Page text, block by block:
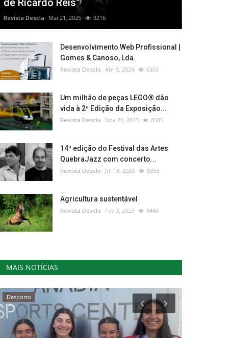
de Ricardo Reis”
Revista Descla Mai 21, 2025 3216
Desenvolvimento Web Profissional |
Gomes & Canoso, Lda.
Revista Descla Abr 9, 2024 6305
Um milhão de peças LEGO® dão
vida à 2ª Edição da Exposição...
Revista Descla Nov 20, 2023 8585
14ª edição do Festival das Artes
QuebraJazz com concerto...
Revista Descla Jul 18, 2023 8353
Agricultura sustentável
Revista Descla Fev 3, 2023 9440
MAIS NOTÍCIAS
Desporto